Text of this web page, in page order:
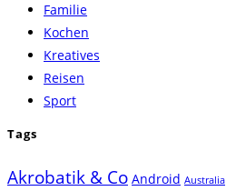
Familie
Kochen
Kreatives
Reisen
Sport
Tags
Akrobatik & Co Android Australia